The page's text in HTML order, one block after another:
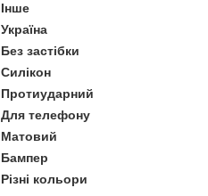
Інше
Україна
Без застібки
Силікон
Протиударний
Для телефону
Матовий
Бампер
Різні кольори